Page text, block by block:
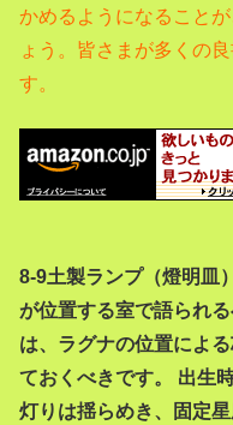
かめるようになること
ょう。 皆さまが多くの
す。
8-9土製ランプ（燈明皿
が位置する室で語られ
は、ラグナの位置によ
ておくべきです。 出生
灯りは揺らめき、固定